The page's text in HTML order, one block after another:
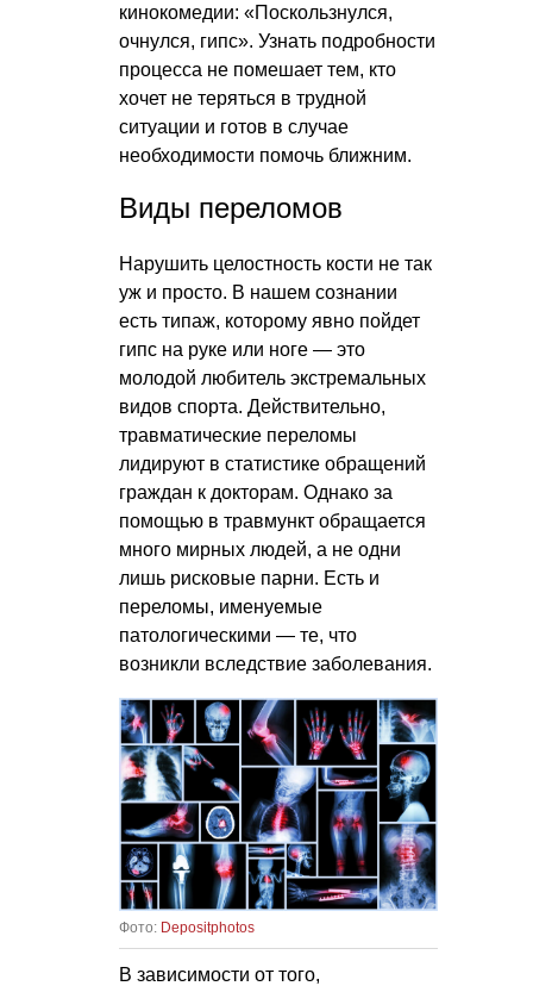
кинокомедии: «Поскользнулся,
очнулся, гипс». Узнать подробности
процесса не помешает тем, кто
хочет не теряться в трудной
ситуации и готов в случае
необходимости помочь ближним.
Виды переломов
Нарушить целостность кости не так
уж и просто. В нашем сознании
есть типаж, которому явно пойдет
гипс на руке или ноге — это
молодой любитель экстремальных
видов спорта. Действительно,
травматические переломы
лидируют в статистике обращений
граждан к докторам. Однако за
помощью в травмункт обращается
много мирных людей, а не одни
лишь рисковые парни. Есть и
переломы, именуемые
патологическими — те, что
возникли вследствие заболевания.
Фото: Depositphotos
В зависимости от того,